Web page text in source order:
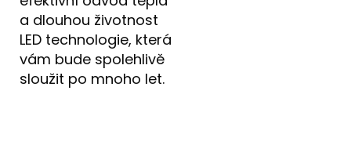
a dlouhou životnost
LED technologie, která
vám bude spolehlivě
sloužit po mnoho let.